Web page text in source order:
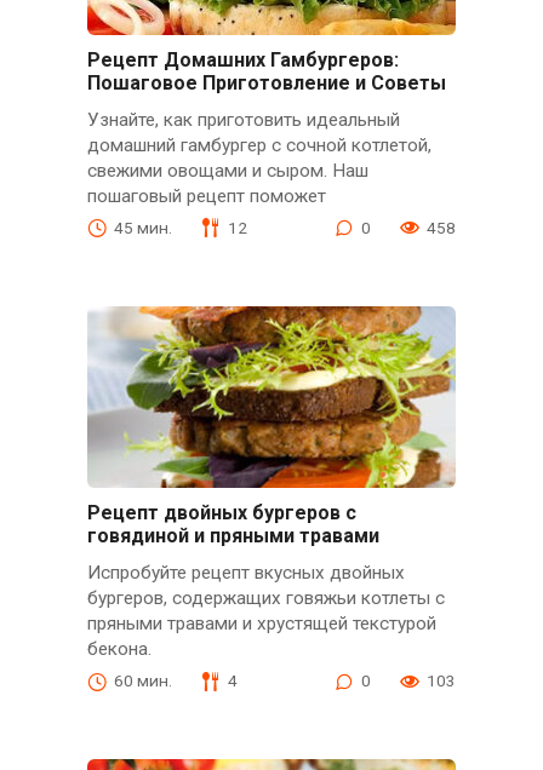
Рецепт Домашних Гамбургеров:
Пошаговое Приготовление и Советы
Узнайте, как приготовить идеальный
домашний гамбургер с сочной котлетой,
свежими овощами и сыром. Наш
пошаговый рецепт поможет
45 мин. 12 0 458
Рецепт двойных бургеров с
говядиной и пряными травами
Испробуйте рецепт вкусных двойных
бургеров, содержащих говяжьи котлеты с
пряными травами и хрустящей текстурой
бекона.
60 мин. 4 0 103